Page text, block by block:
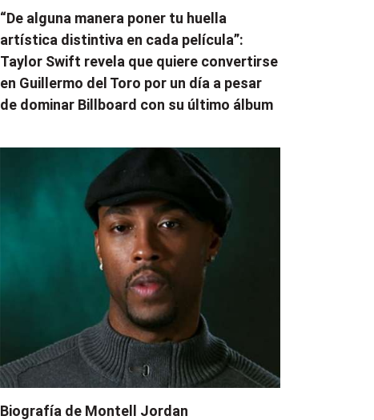
“De alguna manera poner tu huella
artística distintiva en cada película”:
Taylor Swift revela que quiere convertirse
en Guillermo del Toro por un día a pesar
de dominar Billboard con su último álbum
Biografía de Montell Jordan